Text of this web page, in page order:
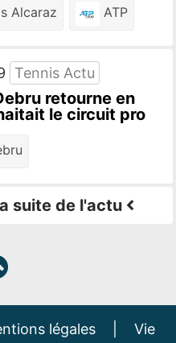
Alcaraz ATP
Tennis Actu
retourne en
le circuit pro
suite de l'actu
légales
Vie